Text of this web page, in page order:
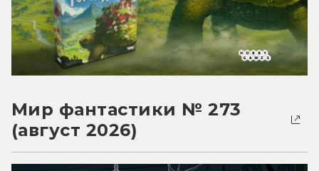
Мир фантастики № 273
(август 2026)